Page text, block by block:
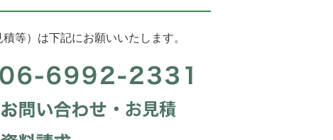
等）は下記にお願いいたします。